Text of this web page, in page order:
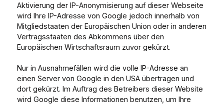
Aktivierung der IP-Anonymisierung auf dieser Webseite
wird Ihre IP-Adresse von Google jedoch innerhalb von
Mitgliedstaaten der Europäischen Union oder in anderen
Vertragsstaaten des Abkommens über den
Europäischen Wirtschaftsraum zuvor gekürzt.
Nur in Ausnahmefällen wird die volle IP-Adresse an
einen Server von Google in den USA übertragen und
dort gekürzt. Im Auftrag des Betreibers dieser Website
wird Google diese Informationen benutzen, um Ihre